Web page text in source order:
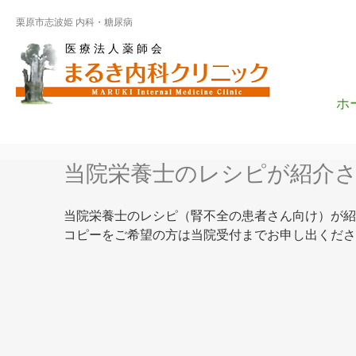
栗原市志波姫 内科・糖尿病
医 療 法 人 薬 師 会
ホ
当院栄養士のレシピが紹介
当院栄養士のレシピ（腎不全の患者さん向け）が
コピーをご希望の方は当院受付までお申し出くだ